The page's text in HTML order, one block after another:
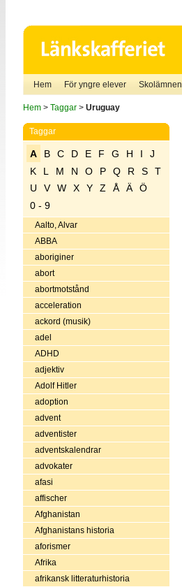
Hem För yngre elever Skolämnen
Hem> Taggar> Uruguay
Taggar
A B C D E F G H I
J
K
L M N O P Q R S
T
U
V W X Y Z Å Ä
Ö
0 - 9
Aalto, Alvar
ABBA
aboriginer
abort
abortmotstånd
acceleration
ackord (musik)
adel
ADHD
adjektiv
Adolf Hitler
adoption
advent
adventister
adventskalendrar
advokater
afasi
affischer
Afghanistan
Afghanistans historia
aforismer
Afrika
afrikansk litteraturhistoria